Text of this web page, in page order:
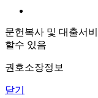
문헌복사 및 대출서
할수 있음
권호소장정보
닫기